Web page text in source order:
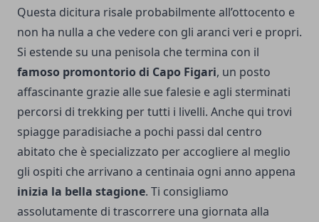
Questa dicitura risale probabilmente all’ottocento e
non ha nulla a che vedere con gli aranci veri e propri.
Si estende su una penisola che termina con il
famoso promontorio di Capo Figari, un posto
affascinante grazie alle sue falesie e agli sterminati
percorsi di trekking per tutti i livelli. Anche qui trovi
spiagge paradisiache a pochi passi dal centro
abitato che è specializzato per accogliere al meglio
gli ospiti che arrivano a centinaia ogni anno appena
inizia la bella stagione. Ti consigliamo
assolutamente di trascorrere una giornata alla